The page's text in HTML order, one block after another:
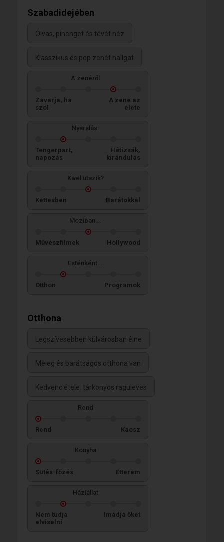
Szabadidejében
Olvas, pihenget és tévét néz
Klasszikus és pop zenét hallgat
A zenéről
Zavarja, ha
szól
A zene az
élete
Nyaralás:
Tengerpart,
napozás
Hátizsák,
kirándulás
Kivel utazik?
Kettesben Barátokkal
Moziban...
Művészfilmek Hollywood
Esténként...
Otthon Programok
Otthona
Legszívesebben külvárosban élne
Meleg és barátságos otthona van
Kedvenc étele: tárkonyos raguleves
Rend
Rend Káosz
Konyha
Sütés-főzés Étterem
Háziállat
Nem tudja
elviselni
Imádja őket